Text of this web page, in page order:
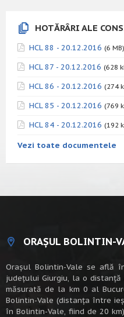
HOTĂRÂRI ALE
HCL 88 - 20.12.2016 (6 MB)
HCL 87 - 20.12.2016 (628
HCL 86 - 20.12.2016 (274
HCL 85 - 20.12.2016 (769
HCL 84 - 20.12.2016 (192
Vezi toate documentele
ORAȘUL BOLINTIN-
Oraşul Bolintin-Vale se află
judeţului Giurgiu, la o
măsurată de la km 0 al
Bolintin-Vale (distanța între
în Bolintin-Vale, fiind de 20